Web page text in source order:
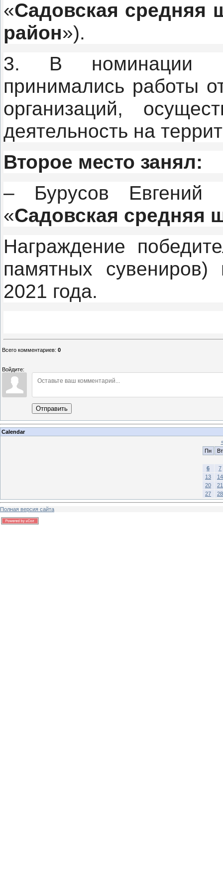
«Садовская средняя
район»).
3. В номинации
принимались работы
организаций,
деятельность на
Второе место занял:
– Бурусов Евгений
«Садовская средняя
Награждение
памятных
2021 года.
Всего комментариев: 0
Войдите:
Отправить
Calendar
Пн
Вт
6
7
13
14
20
21
27
28
Полная версия сайта